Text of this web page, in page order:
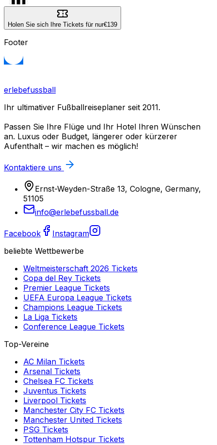
Holen Sie sich Ihre Tickets für nur€139
Footer
erlebefussball
Ihr ultimativer Fußballreiseplaner seit 2011.
Passen Sie Ihre Flüge und Ihr Hotel Ihren Wünschen
an. Luxus oder Budget, längerer oder kürzerer
Aufenthalt – wir machen es möglich!
Kontaktiere uns
Ernst-Weyden-Straße 13, Cologne, Germany,
51105
info@erlebefussball.de
Facebook
Instagram
beliebte Wettbewerbe
Weltmeisterschaft 2026 Tickets
Copa del Rey Tickets
Premier League Tickets
UEFA Europa League Tickets
Champions League Tickets
La Liga Tickets
Conference League Tickets
Top-Vereine
AC Milan Tickets
Arsenal Tickets
Chelsea FC Tickets
Juventus Tickets
Liverpool Tickets
Manchester City FC Tickets
Manchester United Tickets
PSG Tickets
Tottenham Hotspur Tickets